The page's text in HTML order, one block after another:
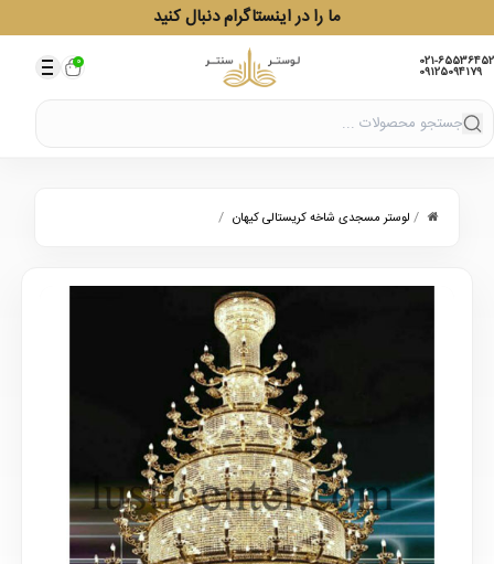
ما را در اینستاگرام دنبال کنید
021-65536452
09125094179
0
/ لوستر مسجدی شاخه کریستالی کیهان /